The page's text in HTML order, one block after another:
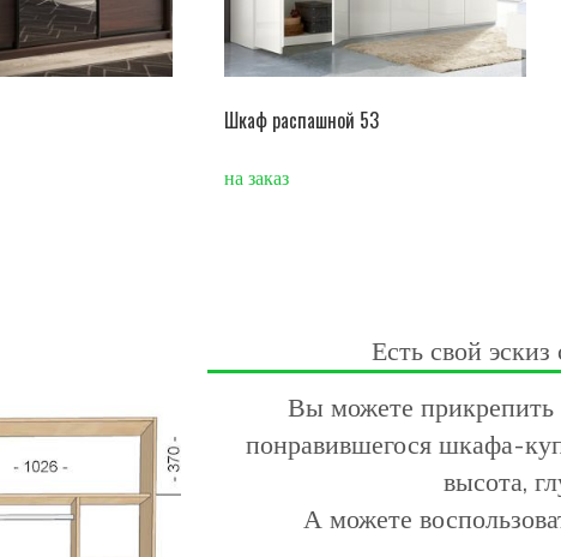
Шкаф распашной 53
на заказ
Есть свой
Вы можете прикрепить
понравившегося шкафа-
высота,
А можете